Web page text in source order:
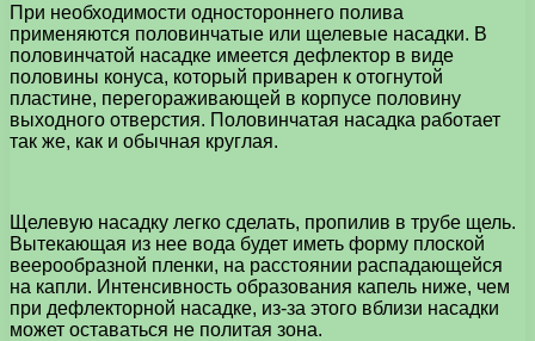
При необходимости одностороннего полива
применяются половинчатые или щелевые насадки. В
половинчатой насадке имеется дефлектор в виде
половины конуса, который приварен к отогнутой
пластине, перегораживающей в корпусе половину
выходного отверстия. Половинчатая насадка работает
так же, как и обычная круглая.
Щелевую насадку легко сделать, пропилив в трубе щель.
Вытекающая из нее вода будет иметь форму плоской
веерообразной пленки, на расстоянии распадающейся
на капли. Интенсивность образования капель ниже, чем
при дефлекторной насадке, из-за этого вблизи насадки
может оставаться не политая зона.